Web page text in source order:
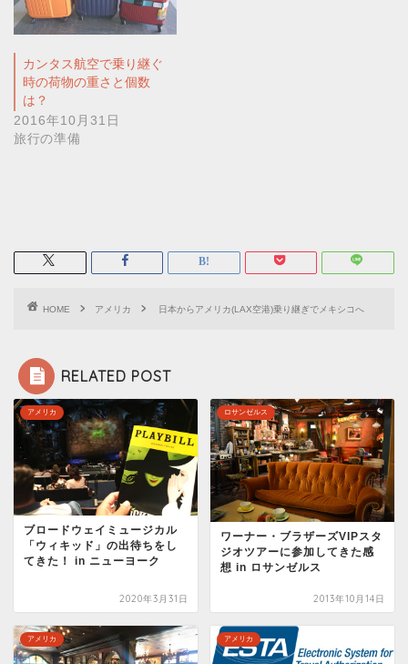
カンタス航空で乗り継ぐ
時の荷物の重さと個数
は？
2016年10月31日
旅行の準備
HOME アメリカ 日本からアメリカ(LAX空港)乗り継ぎでメキシコへ
RELATED POST
アメリカ
ブロードウェイミュージカル
「ウィキッド」の出待ちをし
てきた！ in ニューヨーク
2020年3月31日
ロサンゼルス
ワーナー・ブラザーズVIPスタ
ジオツアーに参加してきた感
想 in ロサンゼルス
2013年10月14日
アメリカ アメリカ